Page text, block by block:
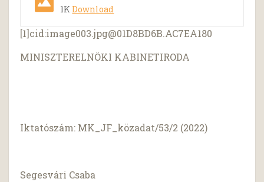
1KDownload
[1]cid:image003.jpg@01D8BD6B.AC7EA180
MINISZTERELNÖKI KABINETIRODA
Iktatószám: MK_JF_közadat/53/2 (2022)
Segesvári Csaba